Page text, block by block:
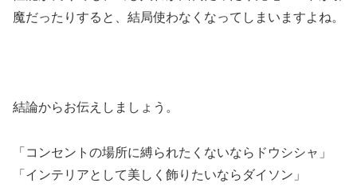
魔だったりすると、結局使わなくなってしまいますよね。
結論からお伝えしましょう。
「コンセントの場所に縛られたくないならドウシシャ」
「インテリアとして美しく飾りたいならダイソン」